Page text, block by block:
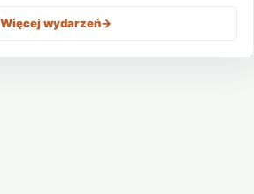
Więcej wydarzeń->